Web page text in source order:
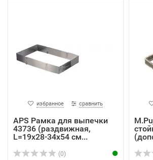
избранное сравнить
APS Рамка для выпечки
43736 (раздвижная,
L=19х28-34х54 см...
(0)